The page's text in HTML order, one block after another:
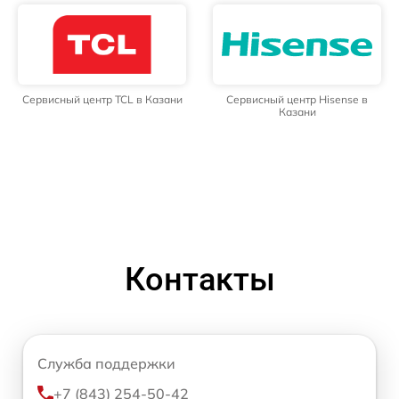
Сервисный центр TCL в Казани
Сервисный центр Hisense в
Казани
Контакты
Служба поддержки
+7 (843) 254-50-42